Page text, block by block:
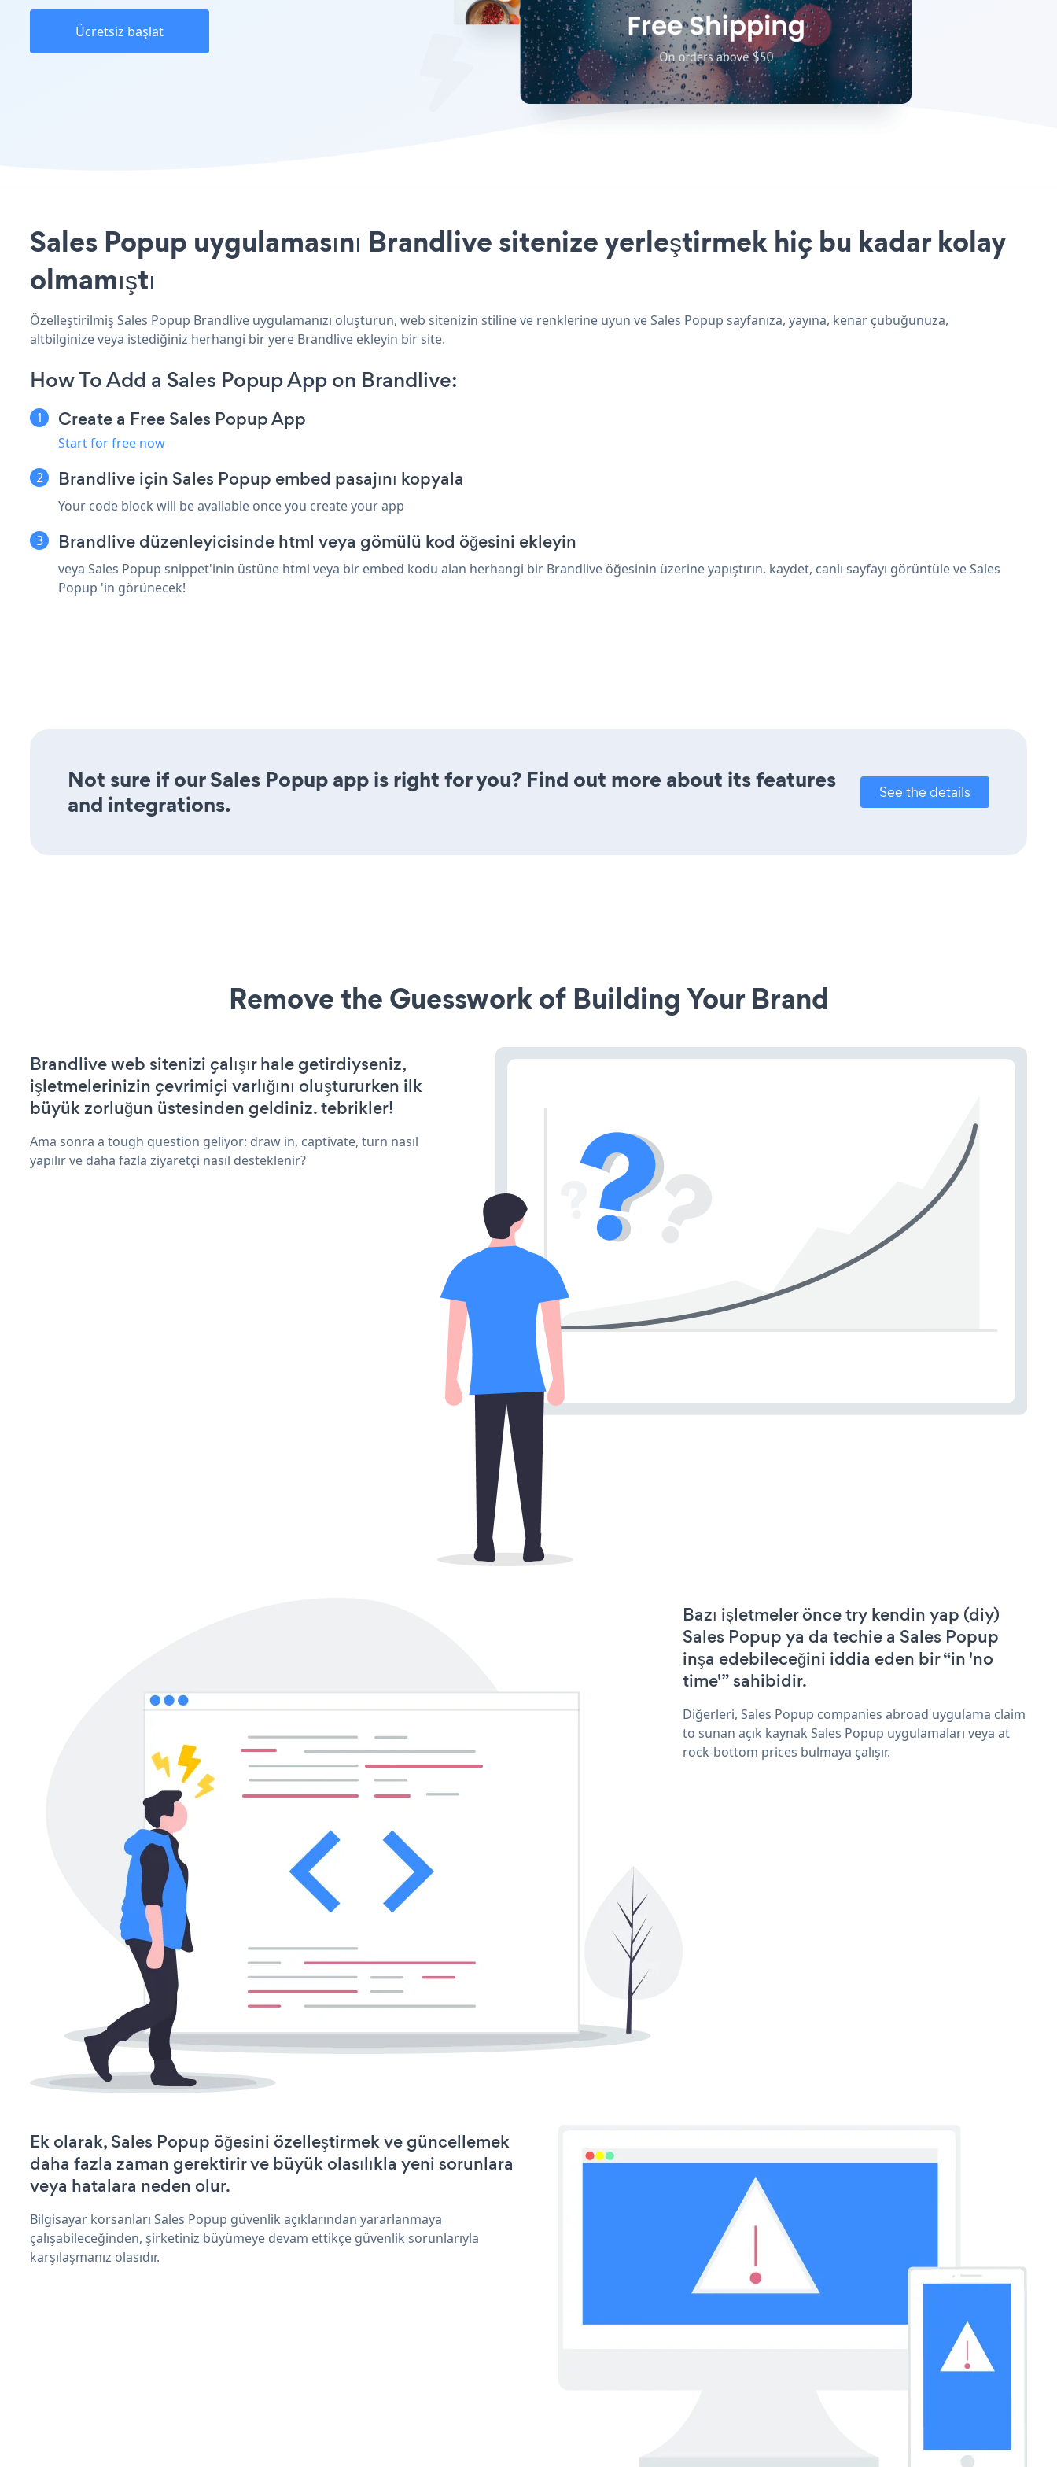
Ücretsiz başlat
Sales Popup uygulamasını Brandlive sitenize yerleştirmek hiç bu kadar kolay
olmamıştı
Özelleştirilmiş Sales Popup Brandlive uygulamanızı oluşturun, web sitenizin stiline ve renklerine uyun ve Sales Popup sayfanıza, yayına, kenar çubuğunuza,
altbilginize veya istediğiniz herhangi bir yere Brandlive ekleyin bir site.
How To Add a Sales Popup App on Brandlive:
Create a Free Sales Popup App
Start for free now
Brandlive için Sales Popup embed pasajını kopyala
Your code block will be available once you create your app
Brandlive düzenleyicisinde html veya gömülü kod öğesini ekleyin
veya Sales Popup snippet'inin üstüne html veya bir embed kodu alan herhangi bir Brandlive öğesinin üzerine yapıştırın. kaydet, canlı sayfayı görüntüle ve Sales
Popup 'in görünecek!
Not sure if our Sales Popup app is right for you? Find out more about its features
and integrations.
See the details
Remove the Guesswork of Building Your Brand
Brandlive web sitenizi çalışır hale getirdiyseniz,
işletmelerinizin çevrimiçi varlığını oluştururken ilk
büyük zorluğun üstesinden geldiniz. tebrikler!
Ama sonra a tough question geliyor: draw in, captivate, turn nasıl
yapılır ve daha fazla ziyaretçi nasıl desteklenir?
Bazı işletmeler önce try kendin yap (diy)
Sales Popup ya da techie a Sales Popup
inşa edebileceğini iddia eden bir “in 'no
time'” sahibidir.
Diğerleri, Sales Popup companies abroad uygulama claim
to sunan açık kaynak Sales Popup uygulamaları veya at
rock-bottom prices bulmaya çalışır.
Ek olarak, Sales Popup öğesini özelleştirmek ve güncellemek
daha fazla zaman gerektirir ve büyük olasılıkla yeni sorunlara
veya hatalara neden olur.
Bilgisayar korsanları Sales Popup güvenlik açıklarından yararlanmaya
çalışabileceğinden, şirketiniz büyümeye devam ettikçe güvenlik sorunlarıyla
karşılaşmanız olasıdır.